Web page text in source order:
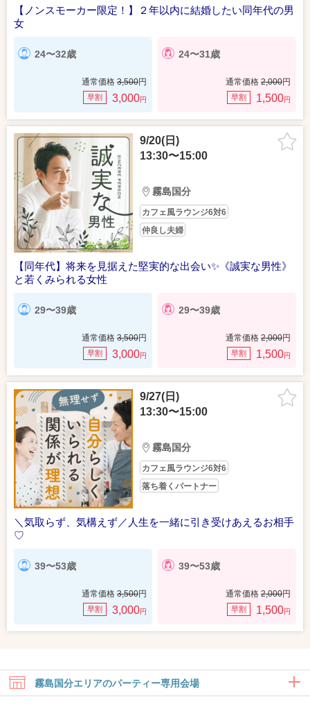
【ノンスモーカー限定！】２年以内に結婚したい同年代の男
女
24〜32歳
通常価格 3,500円
早割 3,000円
24〜31歳
通常価格 2,000円
早割 1,500円
9/20(日)
13:30〜15:00
霧島国分
カフェ風ラウンジ6対6
仲良し夫婦
【同年代】将来を見据えた堅実的な出会い✨️《誠実な男性》
と若くみられる女性
29〜39歳
通常価格 3,500円
早割 3,000円
29〜39歳
通常価格 2,000円
早割 1,500円
9/27(日)
13:30〜15:00
霧島国分
カフェ風ラウンジ6対6
落ち着くパートナー
＼気取らず、気構えず／人生を一緒に引き受けあえるお相手
♡
39〜53歳
通常価格 3,500円
早割 3,000円
39〜53歳
通常価格 2,000円
早割 1,500円
霧島国分エリアのパーティー専用会場